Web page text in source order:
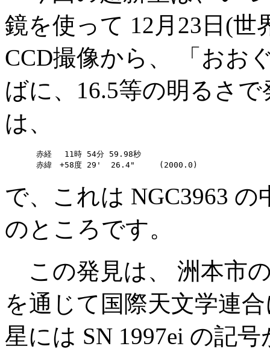
鏡を使って 12月23日(
CCD撮像から、 「おお
ばに、16.5等の明るさ
は、
赤経　 11時 54分 59.98秒
で、これは NGC3963
のところです。
この発見は、 洲本市
を通じて国際天文学連
星には SN 1997ei の記